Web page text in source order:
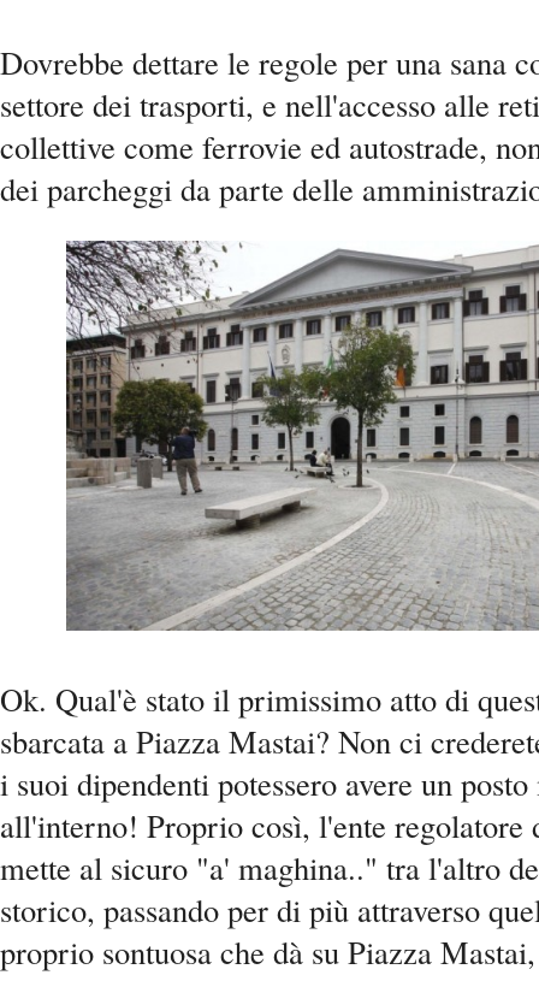
Dovrebbe dettare le regole per una sana
settore dei trasporti, e nell'accesso alle
collettive come ferrovie ed autostrade,
dei parcheggi da parte delle
Ok. Qual'è stato il primissimo atto di
sbarcata a Piazza Mastai? Non ci
i suoi dipendenti potessero avere un
all'interno! Proprio così, l'ente regolatore
mette al sicuro "a' maghina.." tra l'altro
storico, passando per di più attraverso
proprio sontuosa che dà su Piazza